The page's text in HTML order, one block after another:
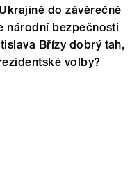
do závěrečné
národní bezpečnosti
Břízy dobrý tah,
volby?